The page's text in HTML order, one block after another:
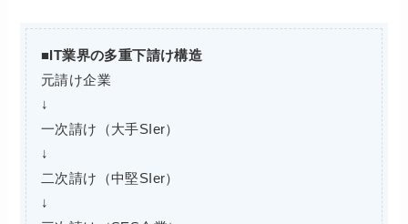
■IT業界の多重下請け構造
元請け企業
↓
一次請け（大手SIer）
↓
二次請け（中堅SIer）
↓